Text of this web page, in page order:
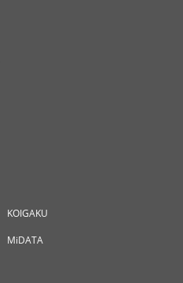
KOIGAKU
MiDATA